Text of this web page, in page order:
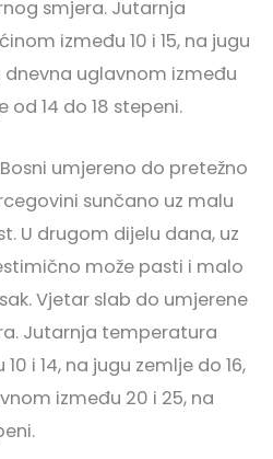
smjera. Jutarnja
između 10 i 15, na jugu
dnevna uglavnom između
od 14 do 18 stepeni.
umjereno do pretežno
sunčano uz malu
U drugom dijelu dana, uz
može pasti i malo
Vjetar slab do umjerene
Jutarnja temperatura
i 14, na jugu zemlje do 16,
između 20 i 25, na